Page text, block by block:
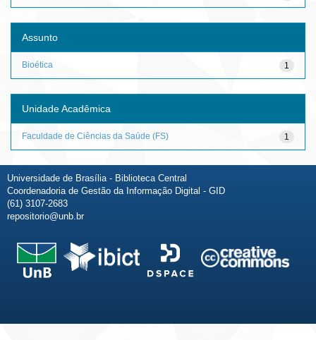
Assunto
1
Bioética
Unidade Acadêmica
1
Faculdade de Ciências da Saúde (FS)
Universidade de Brasília - Biblioteca Central
Coordenadoria de Gestão da Informação Digital - GID
(61) 3107-2683
repositorio@unb.br